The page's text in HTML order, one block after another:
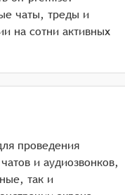
чаты, треды и
на сотни активных
проведения
и аудиозвонков,
так и